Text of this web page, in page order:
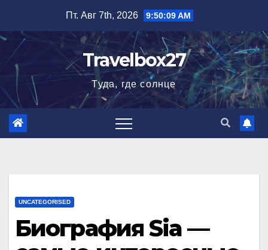
содержимому
Пт. Авг 7th, 2026 9:50:10 AM
Travelbox27
Туда, где солнце
UNCATEGORISED
Биография Sia —